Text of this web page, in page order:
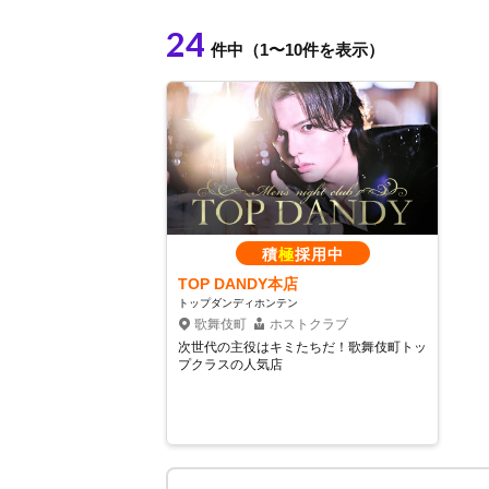
24 件中（1〜10件を表示）
積極採用中
TOP DANDY本店
トップダンディホンテン
歌舞伎町
ホストクラブ
次世代の主役はキミたちだ！歌舞伎町トッ
プクラスの人気店